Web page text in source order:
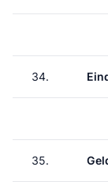
34.
35.